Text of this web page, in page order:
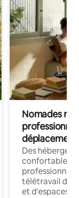
Nomades
déplacement
Des
confortables
professionnels
télétravail
et d'espaces